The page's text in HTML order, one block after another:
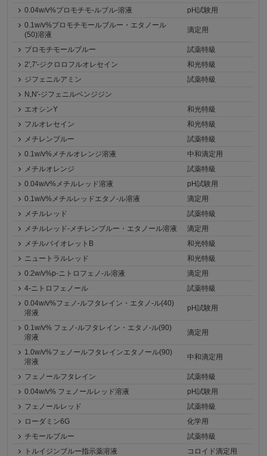
0.04w/v%ブロモチモ-ルブル-溶液
pH試験用
0.1w/v%ブロモチモールブルー・エタノール
(50)溶液
滴定用
ブロモチモールブルー
試薬特級
2',7'-ジクロロフルオレセイン
和光特級
ジフェニルアミン
試薬特級
N,N'-ジフェニルベンジジン
エオシンY
和光特級
フルオレセイン
和光特級
メチレンブルー
試薬特級
0.1w/v%メチルオレンジ溶液
中和滴定用
メチルオレンジ
試薬特級
0.04w/v%メチルレッド溶液
pH試験用
0.1w/v%メチルレッドエタノ-ル溶液
滴定用
メチルレッド
試薬特級
メチルレッド-メチレンブルー・エタノール溶液
滴定用
メチルバイオレットB
和光特級
ニュートラルレッド
和光特級
0.2w/v%p-ニトロフェノ-ル溶液
滴定用
4-ニトロフェノール
試薬特級
0.04w/v%フェノ-ルフタレイン・エタノ-ル(40)
溶液
pH試験用
0.1w/v% フェノ-ルフタレイン・エタノ-ル(90)
溶液
滴定用
1.0w/v%フェノールフタレインエタノール(90)
溶液
中和滴定用
フェノールフタレイン
試薬特級
0.04w/v% フェノールレッド溶液
pH試験用
フェノールレッド
試薬特級
ローダミン6G
化学用
チモールブルー
試薬特級
トルイジンブルー指示薬溶液
コロイド滴定用